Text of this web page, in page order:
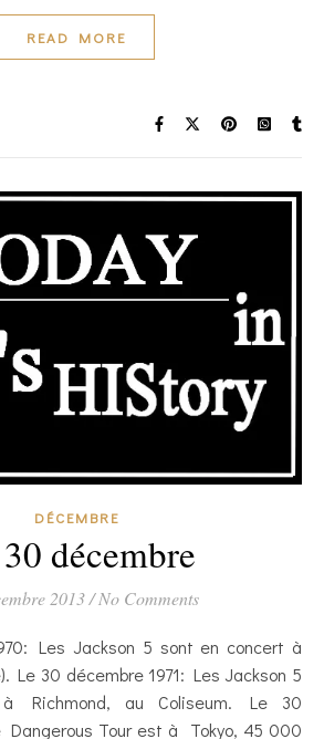
READ MORE
DÉCEMBRE
décembre
2013 / No Comments
Le 30 décembre 1971: Les Jackson 5
Richmond, au Coliseum. Le 30
Dangerous Tour est à Tokyo, 45 000